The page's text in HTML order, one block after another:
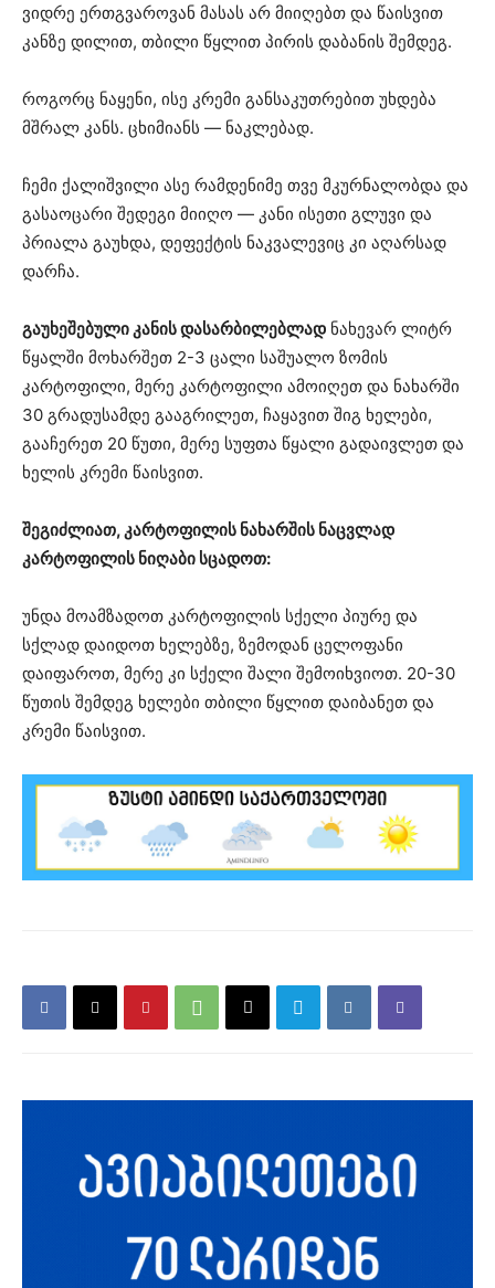
ვიდრე ერთგვაროვან მასას არ მიიღებთ და წაისვით
კანზე დილით, თბილი წყლით პირის დაბანის შემდეგ.
როგორც ნაყენი, ისე კრემი განსაკუთრებით უხდება
მშრალ კანს. ცხიმიანს — ნაკლებად.
ჩემი ქალიშვილი ასე რამდენიმე თვე მკურნალობდა და
გასაოცარი შედეგი მიიღო — კანი ისეთი გლუვი და
პრიალა გაუხდა, დეფექტის ნაკვალევიც კი აღარსად
დარჩა.
გაუხეშებული კანის დასარბილებლად ნახევარ ლიტრ
წყალში მოხარშეთ 2-3 ცალი საშუალო ზომის
კარტოფილი, მერე კარტოფილი ამოიღეთ და ნახარში
30 გრადუსამდე გააგრილეთ, ჩაყავით შიგ ხელები,
გააჩერეთ 20 წუთი, მერე სუფთა წყალი გადაივლეთ და
ხელის კრემი წაისვით.
შეგიძლიათ, კარტოფილის ნახარშის ნაცვლად
კარტოფილის ნიღაბი სცადოთ:
უნდა მოამზადოთ კარტოფილის სქელი პიურე და
სქლად დაიდოთ ხელებზე, ზემოდან ცელოფანი
დაიფაროთ, მერე კი სქელი შალი შემოიხვიოთ. 20-30
წუთის შემდეგ ხელები თბილი წყლით დაიბანეთ და
კრემი წაისვით.